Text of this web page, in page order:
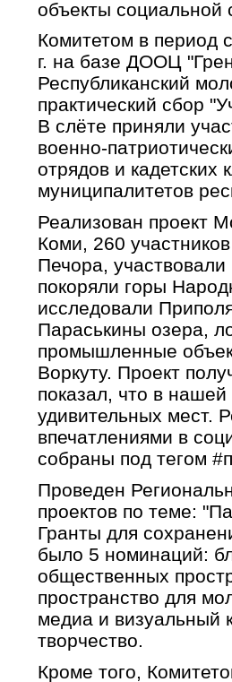
объекты
Комитетом в период
г. на базе ДООЦ
Республиканский
практический сбор
В слёте приняли
военно-
отрядов и кадетских
муниципалитетов
Реализован проект
Коми, 260
Печора,
покоряли горы
исследовали
Параськины озера,
промышленные
Воркуту. Проект
показал, что в
удивительных мест.
впечатлениями в
собраны под тегом
Проведен
проектов по теме:
Гранты для
было 5 номинаций:
общественных
пространство для
медиа и визуальный
творчество.
Кроме того,